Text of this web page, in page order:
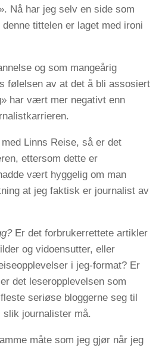
Nå har jeg selv en side som
tittelen er laget med ironi
og som mangeårig
følelsen av at det å bli assosiert
har vært mer negativt enn
Linns Reise, så er det
ettersom dette er
vært hyggelig om man
at jeg faktisk er journalist av
Er det forbrukerrettete artikler
og vidoensutter, eller
i jeg-format? Er
det leseropplevelsen som
seriøse bloggerne seg til
journalister må.
måte som jeg gjør når jeg